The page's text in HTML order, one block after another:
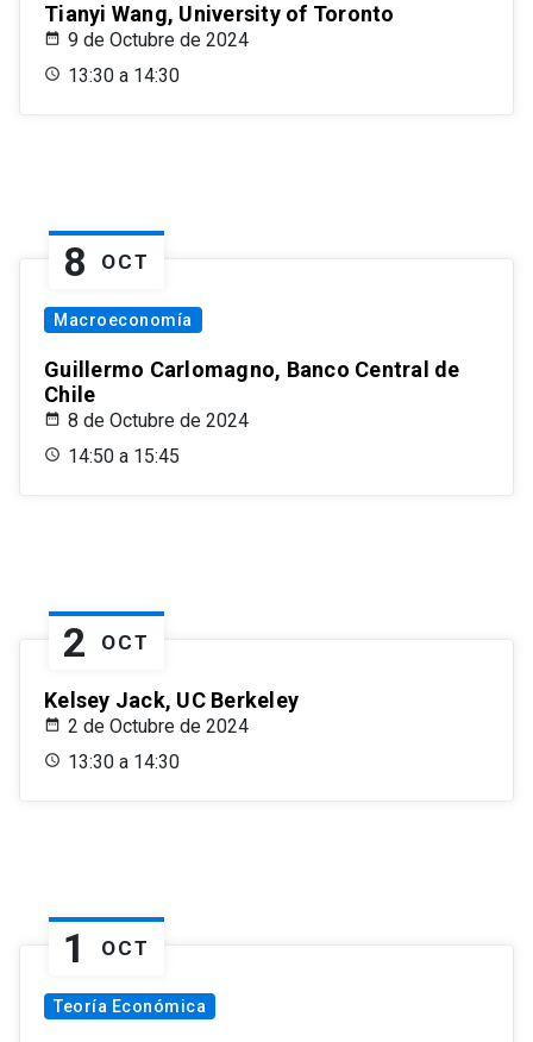
Tianyi Wang, University of Toronto
9 de Octubre de 2024
13:30 a 14:30
8 OCT
Macroeconomía
Guillermo Carlomagno, Banco Central de
Chile
8 de Octubre de 2024
14:50 a 15:45
2 OCT
Kelsey Jack, UC Berkeley
2 de Octubre de 2024
13:30 a 14:30
1 OCT
Teoría Económica